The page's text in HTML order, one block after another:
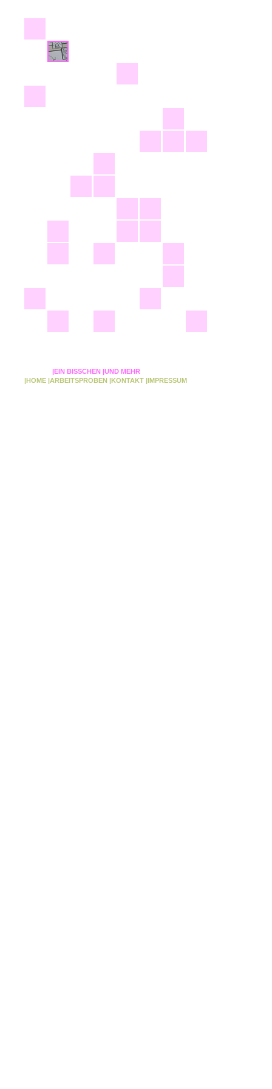
|EIN BISSCHEN
|UND MEHR
|HOME |ARBEITSPROBEN |KONTAKT |IMPRESSUM